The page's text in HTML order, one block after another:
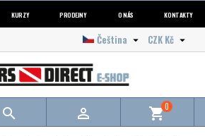
KURZY PRODEJNY O NÁS KONTAKTY
CZK Kč 
Čeština 
  shopping_cart0